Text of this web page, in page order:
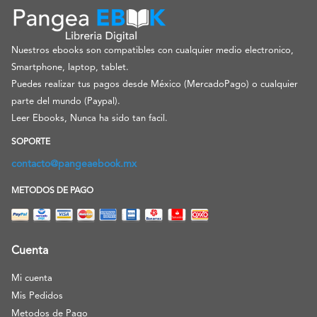
Nuestros ebooks son compatibles con cualquier medio electronico,
Smartphone, laptop, tablet.
Puedes realizar tus pagos desde México (MercadoPago) o cualquier
parte del mundo (Paypal).
Leer Ebooks, Nunca ha sido tan facil.
SOPORTE
contacto@pangeaebook.mx
METODOS DE PAGO
Cuenta
Mi cuenta
Mis Pedidos
Metodos de Pago